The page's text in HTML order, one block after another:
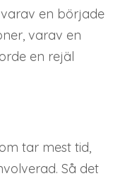
en började
varav en
en rejäl
tar mest tid,
Så det